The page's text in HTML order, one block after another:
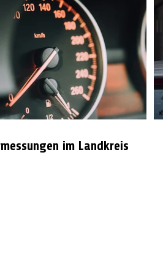
im Landkreis